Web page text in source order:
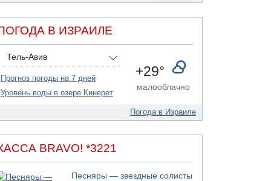
льгот для уклонистов-харедим
В Иерусалиме водитель врезался в забор и
пострадал
07.08.2026 13:47
Ливанская армия сообщила о ранении
солдата
07.08.2026 13:39
Моджтаба Хаменеи в плохом состоянии
07.08.2026 11:55
обороны ушел с заседания кабинета
свадьбу
07.08.2026 11:05
Аравия опасается нападения
В ИЗРАИЛЕ
Тель-Авив
Прогноз погоды на 7 дней
Уровень воды в озере Кинерет
+29°
малооблачно
Погода в Израиле
BRAVO! *3221
Песняры — звездные солисты